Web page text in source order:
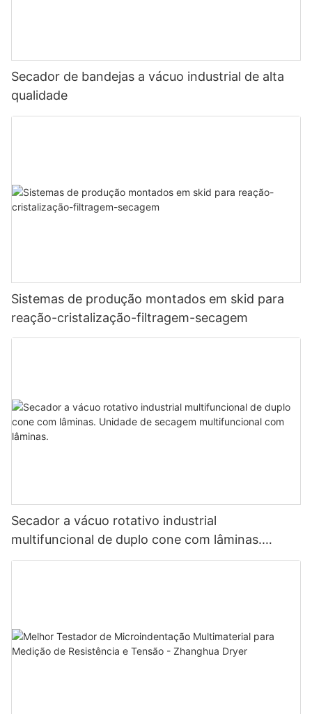
Secador de bandejas a vácuo industrial de alta
qualidade
Sistemas de produção montados em skid para
reação-cristalização-filtragem-secagem
Secador a vácuo rotativo industrial
multifuncional de duplo cone com lâminas.
Unidade de secagem multifuncional com